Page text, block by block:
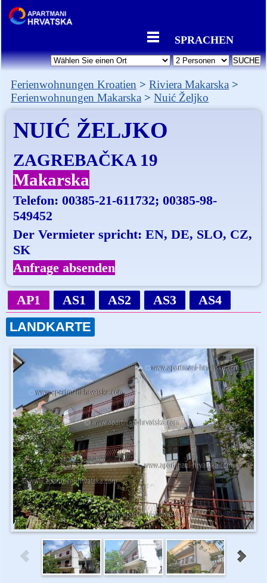
SPRACHEN
Ferienwohnungen Kroatien
Riviera Makarska
Ferienwohnungen Makarska
Nuić Željko
NUIĆ ŽELJKO
ZAGREBAČKA 19
Makarska
Telefon:00385-21-611732; 00385-98-
549452
Der Vermieter spricht: EN, DE, SLO, CZ,
SK
Anfrage absenden
AP1 AS1 AS2 AS3
AS4
LANDKARTE